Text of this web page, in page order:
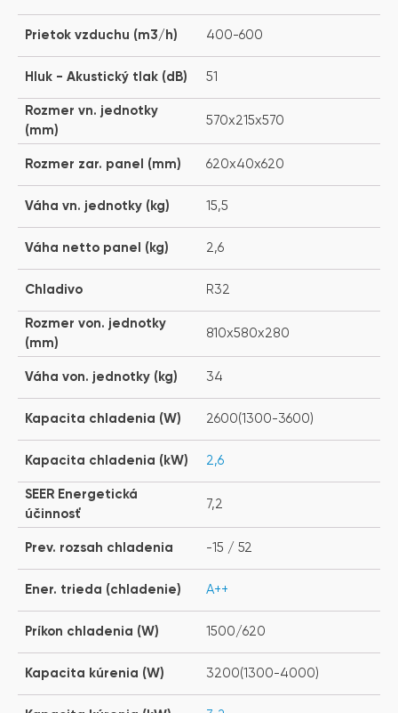
Prietok vzduchu (m3/h) 400-600
Hluk - Akustický tlak (dB) 51
Rozmer vn. jednotky
(mm)
570x215x570
Rozmer zar. panel (mm) 620x40x620
Váha vn. jednotky (kg) 15,5
Váha netto panel (kg) 2,6
Chladivo R32
Rozmer von. jednotky
(mm)
810x580x280
Váha von. jednotky (kg) 34
Kapacita chladenia (W) 2600(1300-3600)
Kapacita chladenia (kW) 2,6
SEER Energetická
účinnosť
7,2
Prev. rozsah chladenia -15 / 52
Ener. trieda (chladenie) A++
Príkon chladenia (W) 1500/620
Kapacita kúrenia (W) 3200(1300-4000)